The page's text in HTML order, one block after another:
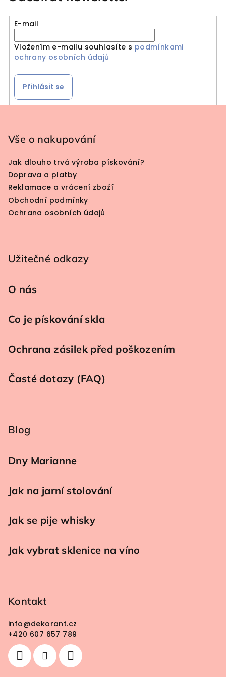
E-mail
Vložením e-mailu souhlasíte s podmínkami
ochrany osobních údajů
Přihlásit se
Vše o nakupování
Jak dlouho trvá výroba pískování?
Doprava a platby
Reklamace a vrácení zboží
Obchodní podmínky
Ochrana osobních údajů
Užitečné odkazy
O nás
Co je pískování skla
Ochrana zásilek před poškozením
Časté dotazy (FAQ)
Blog
Dny Marianne
Jak na jarní stolování
Jak se pije whisky
Jak vybrat sklenice na víno
Kontakt
info@dekorant.cz
+420 607 657 789